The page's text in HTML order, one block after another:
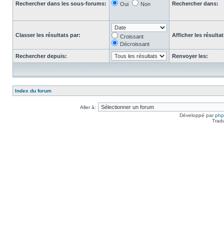
Rechercher dans les sous-forums: Oui Non Rechercher dans:
Classer les résultats par:
Croissant
Décroissant
Afficher les
Rechercher depuis: Renvoyer les:
Index du forum
Aller à:
Développé par